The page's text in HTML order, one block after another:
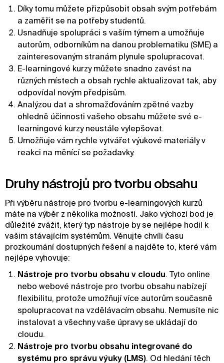
Díky tomu můžete přizpůsobit obsah svým potřebám
a zaměřit se na potřeby studentů.
Usnadňuje spolupráci s vaším týmem a umožňuje
autorům, odborníkům na danou problematiku (SME) a
zainteresovaným stranám plynule spolupracovat.
E-learningové kurzy můžete snadno zavést na
různých místech a obsah rychle aktualizovat tak, aby
odpovídal novým předpisům.
Analýzou dat a shromažďováním zpětné vazby
ohledně účinnosti vašeho obsahu můžete své e-
learningové kurzy neustále vylepšovat.
Umožňuje vám rychle vytvářet výukové materiály v
reakci na měnící se požadavky.
Druhy nástrojů pro tvorbu obsahu
Při výběru nástroje pro tvorbu e-learningových kurzů
máte na výběr z několika možností. Jako výchozí bod je
důležité zvážit, který typ nástroje by se nejlépe hodil k
vašim stávajícím systémům. Věnujte chvíli času
prozkoumání dostupných řešení a najděte to, které vám
nejlépe vyhovuje:
Nástroje pro tvorbu obsahu v cloudu. Tyto online
nebo webové nástroje pro tvorbu obsahu nabízejí
flexibilitu, protože umožňují více autorům současně
spolupracovat na vzdělávacím obsahu. Nemusíte nic
instalovat a všechny vaše úpravy se ukládají do
cloudu.
Nástroje pro tvorbu obsahu integrované do
systému pro správu výuky (LMS). Od hledání těch